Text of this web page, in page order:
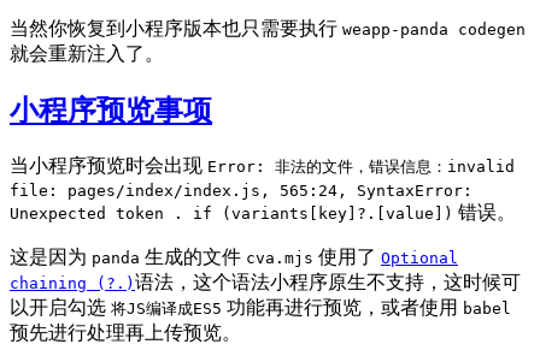
当然你恢复到小程序版本也只需要执行 weapp-panda codegen
就会重新注入了。
小程序预览事项
当小程序预览时会出现 Error: 非法的文件，错误信息：invalid
file: pages/index/index.js, 565:24, SyntaxError:
Unexpected token . if (variants[key]?.[value]) 错误。
这是因为 panda 生成的文件 cva.mjs 使用了 Optional
chaining (?.) 语法，这个语法小程序原生不支持，这时候可
以开启勾选 将JS编译成ES5 功能再进行预览，或者使用 babel
预先进行处理再上传预览。